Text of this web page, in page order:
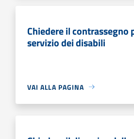
Chiedere il contrassegno
servizio dei disabili
VAI ALLA PAGINA